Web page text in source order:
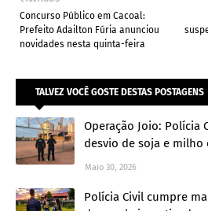
Concurso Público em Cacoal:
Prefeito Adailton Fúria anunciou
novidades nesta quinta-feira
TALVEZ VOCÊ GOSTE DESTAS POSTAGENS
Operação Joio: Polícia
desvio de soja e milho
Maio 30, 2026
Polícia Civil cumpre